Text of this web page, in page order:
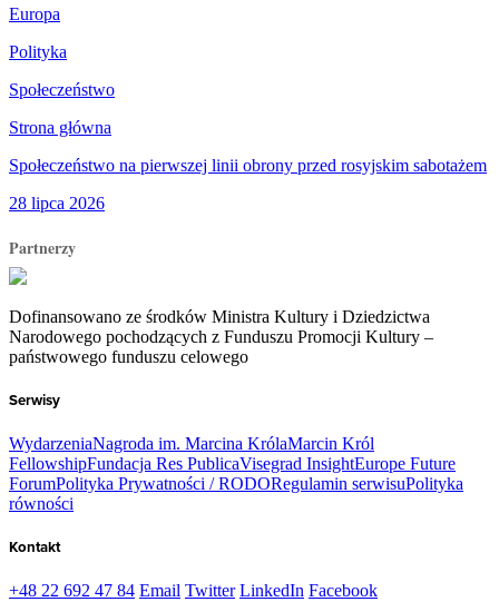
Europa
Polityka
Społeczeństwo
Strona główna
Społeczeństwo na pierwszej linii obrony przed rosyjskim sabotażem
28 lipca 2026
Partnerzy
Dofinansowano ze środków Ministra Kultury i Dziedzictwa
Narodowego pochodzących z Funduszu Promocji Kultury –
państwowego funduszu celowego
Serwisy
WydarzeniaNagroda im. Marcina KrólaMarcin Król
FellowshipFundacja Res PublicaVisegrad InsightEurope Future
ForumPolityka Prywatności / RODORegulamin serwisuPolityka
równości
Kontakt
+48 22 692 47 84 Email Twitter LinkedIn Facebook